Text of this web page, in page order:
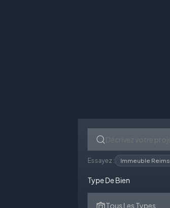
Essayez : Immeuble Reims
Type De Bien
Tous Les Types